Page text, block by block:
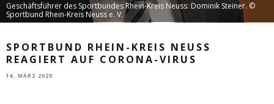
Geschäftsführer des Sportbundes Rhein-Kreis Neuss: Dominik Steiner. ©
Sportbund Rhein-Kreis Neuss e. V.
SPORTBUND RHEIN-KREIS NEUSS
REAGIERT AUF CORONA-VIRUS
16. MÄRZ 2020